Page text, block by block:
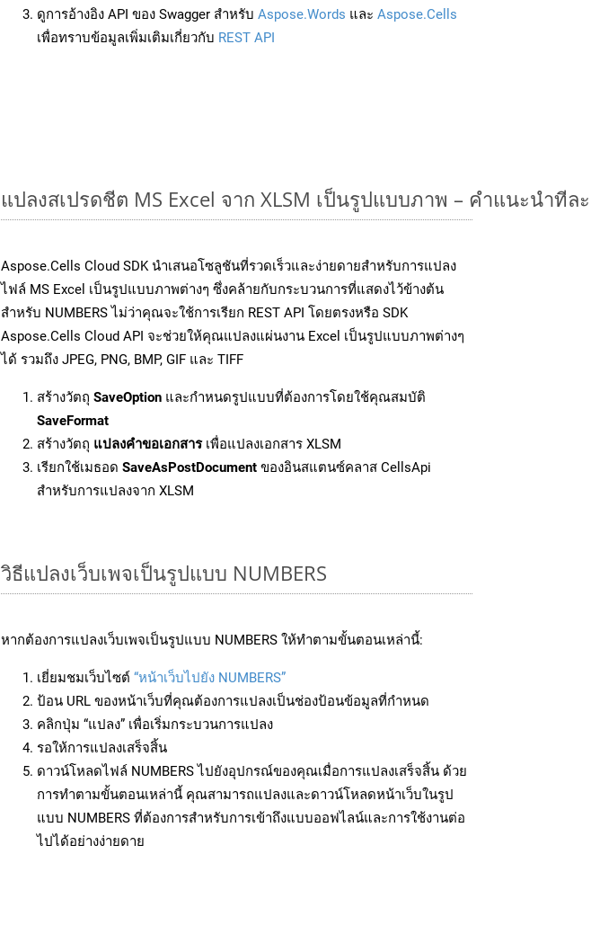
ดูการอ้างอิง API ของ Swagger สำหรับ Aspose.Words และ Aspose.Cells
เพื่อทราบข้อมูลเพิ่มเติมเกี่ยวกับ REST API
แปลงสเปรดชีต MS Excel จาก XLSM เป็นรูปแบบภาพ – คำแนะนำที
Aspose.Cells Cloud SDK นำเสนอโซลูชันที่รวดเร็วและง่ายดายสำหรับการแปลง
ไฟล์ MS Excel เป็นรูปแบบภาพต่างๆ ซึ่งคล้ายกับกระบวนการที่แสดงไว้ข้างต้น
สำหรับ NUMBERS ไม่ว่าคุณจะใช้การเรียก REST API โดยตรงหรือ SDK
Aspose.Cells Cloud API จะช่วยให้คุณแปลงแผ่นงาน Excel เป็นรูปแบบภาพต่างๆ
ได้ รวมถึง JPEG, PNG, BMP, GIF และ TIFF
สร้างวัตถุ SaveOption และกำหนดรูปแบบที่ต้องการโดยใช้คุณสมบัติ
SaveFormat
สร้างวัตถุ แปลงคำขอเอกสารเพื่อแปลงเอกสาร XLSM
เรียกใช้เมธอด SaveAsPostDocument ของอินสแตนซ์คลาส CellsApi
สำหรับการแปลงจาก XLSM
วิธีแปลงเว็บเพจเป็นรูปแบบ NUMBERS
หากต้องการแปลงเว็บเพจเป็นรูปแบบ NUMBERS ให้ทำตามขั้นตอนเหล่านี้:
เยี่ยมชมเว็บไซต์ “หน้าเว็บไปยัง NUMBERS”
ป้อน URL ของหน้าเว็บที่คุณต้องการแปลงเป็นช่องป้อนข้อมูลที่กำหนด
คลิกปุ่ม “แปลง” เพื่อเริ่มกระบวนการแปลง
รอให้การแปลงเสร็จสิ้น
ดาวน์โหลดไฟล์ NUMBERS ไปยังอุปกรณ์ของคุณเมื่อการแปลงเสร็จสิ้น ด้วย
การทำตามขั้นตอนเหล่านี้ คุณสามารถแปลงและดาวน์โหลดหน้าเว็บในรูป
แบบ NUMBERS ที่ต้องการสำหรับการเข้าถึงแบบออฟไลน์และการใช้งานต่อ
ไปได้อย่างง่ายดาย